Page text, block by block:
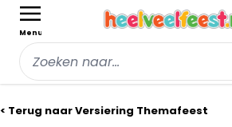
Menu
< Terug naar Versiering Themafeest